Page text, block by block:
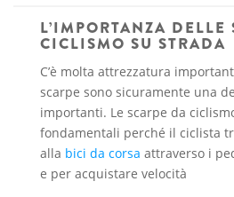
L’IMPORTANZA DELLE
CICLISMO SU STRADA
C’è molta attrezzatura
scarpe sono sicuramente una
importanti. Le scarpe da
fondamentali perché il ciclista
alla bici da corsa attraverso i
e per acquistare velocità